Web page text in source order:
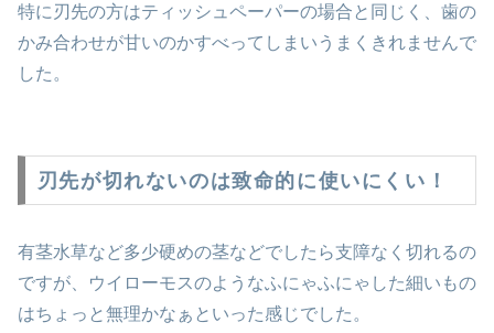
特に刃先の方はティッシュペーパーの場合と同じく、歯の
かみ合わせが甘いのかすべってしまいうまくきれませんで
した。
刃先が切れないのは致命的に使いにくい！
有茎水草など多少硬めの茎などでしたら支障なく切れるの
ですが、ウイローモスのようなふにゃふにゃした細いもの
はちょっと無理かなぁといった感じでした。